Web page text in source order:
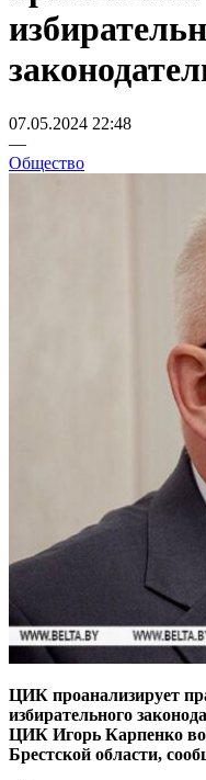
07.05.2024 22:48
—
Общество
ЦИК проанализирует
избирательного
ЦИК Игорь Карпенко во
Брестской области,